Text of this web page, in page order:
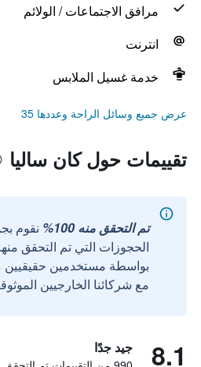
مرافق الاجتماعات / الولائم
انترنت
خدمة غسيل الملابس
عرض جميع وسائل الراحة وعددها 35
تقييمات حول كان ساليا
تم التحقق منه 100%
نقوم
الحجوزات التي تم التحقق
مع شركائنا الخارجيين
8.1 جيد جدًا